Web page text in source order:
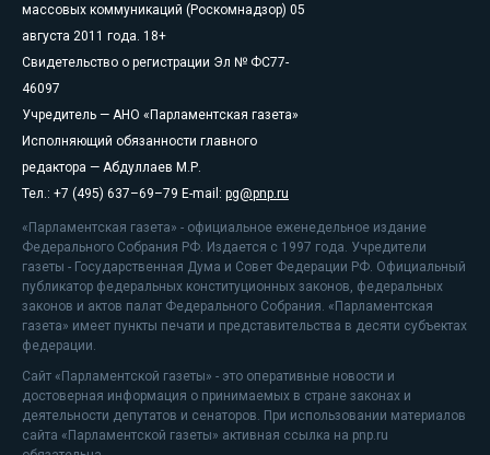
массовых коммуникаций (Роскомнадзор) 05
августа 2011 года. 18+
Свидетельство о регистрации Эл № ФС77-
46097
Учредитель — АНО «Парламентская газета»
Исполняющий обязанности главного
редактора — Абдуллаев М.Р.
Тел.: +7 (495) 637–69–79 E-mail: pg@pnp.ru
«Парламентская газета» - официальное еженедельное издание
Федерального Собрания РФ. Издается с 1997 года. Учредители
газеты - Государственная Дума и Совет Федерации РФ. Официальный
публикатор федеральных конституционных законов, федеральных
законов и актов палат Федерального Собрания. «Парламентская
газета» имеет пункты печати и представительства в десяти субъектах
федерации.
Сайт «Парламентской газеты» - это оперативные новости и
достоверная информация о принимаемых в стране законах и
деятельности депутатов и сенаторов. При использовании материалов
сайта «Парламентской газеты» активная ссылка на pnp.ru